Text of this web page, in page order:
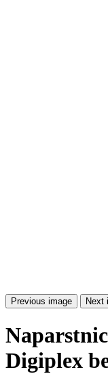
Previous image Next
Digiplex